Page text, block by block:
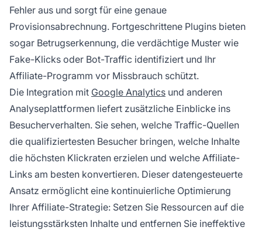
Fehler aus und sorgt für eine genaue
Provisionsabrechnung. Fortgeschrittene Plugins bieten
sogar Betrugserkennung, die verdächtige Muster wie
Fake-Klicks oder Bot-Traffic identifiziert und Ihr
Affiliate-Programm vor Missbrauch schützt.
Die Integration mit Google Analytics und anderen
Analyseplattformen liefert zusätzliche Einblicke ins
Besucherverhalten. Sie sehen, welche Traffic-Quellen
die qualifiziertesten Besucher bringen, welche Inhalte
die höchsten Klickraten erzielen und welche Affiliate-
Links am besten konvertieren. Dieser datengesteuerte
Ansatz ermöglicht eine kontinuierliche Optimierung
Ihrer Affiliate-Strategie: Setzen Sie Ressourcen auf die
leistungsstärksten Inhalte und entfernen Sie ineffektive